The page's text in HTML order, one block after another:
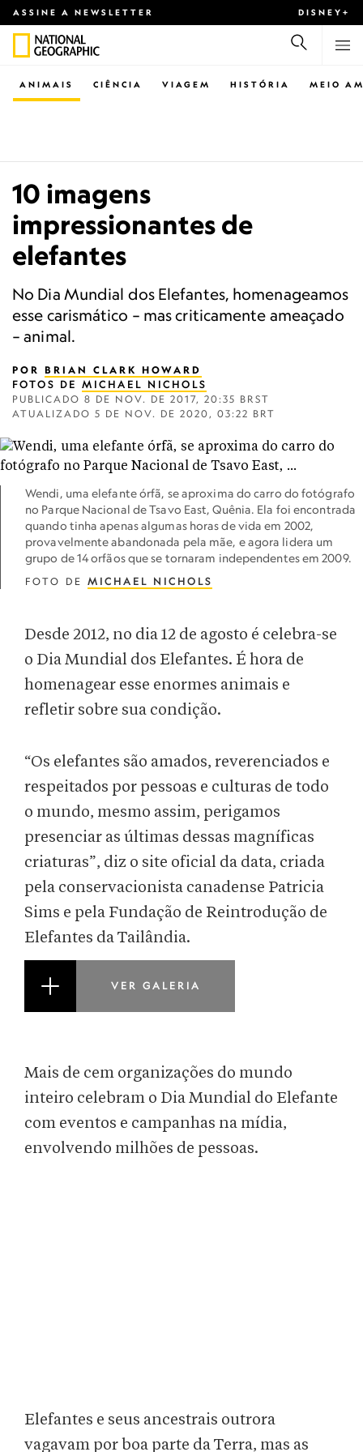
ASSINE A NEWSLETTER DISNEY+
CIÊNCIA VIAGEM
ANIMAIS HISTÓRIA MEIO
10 imagens
impressionantes de
elefantes
No Dia Mundial dos Elefantes, homenageamos
esse carismático – mas criticamente ameaçado
– animal.
POR BRIAN CLARK HOWARD
FOTOS DE MICHAEL NICHOLS
PUBLICADO 8 DE NOV. DE 2017, 20:35 BRST
ATUALIZADO 5 DE NOV. DE 2020, 03:22 BRT
Wendi, uma elefante órfã, se aproxima do carro do fotógrafo
no Parque Nacional de Tsavo East, Quênia. Ela foi encontrada
quando tinha apenas algumas horas de vida em 2002,
provavelmente abandonada pela mãe, e agora lidera um
grupo de 14 orfãos que se tornaram independentes em 2009.
FOTO DE MICHAEL NICHOLS
Desde 2012, no dia 12 de agosto é celebra-se
o Dia Mundial dos Elefantes. É hora de
homenagear esse enormes animais e
refletir sobre sua condição.
“Os elefantes são amados, reverenciados e
respeitados por pessoas e culturas de todo
o mundo, mesmo assim, perigamos
presenciar as últimas dessas magníficas
criaturas”, diz o site oficial da data, criada
pela conservacionista canadense Patricia
Sims e pela Fundação de Reintrodução de
Elefantes da Tailândia.
VER GALERIA
Mais de cem organizações do mundo
inteiro celebram o Dia Mundial do Elefante
com eventos e campanhas na mídia,
envolvendo milhões de pessoas.
Elefantes e seus ancestrais outrora
vagavam por boa parte da Terra, mas as